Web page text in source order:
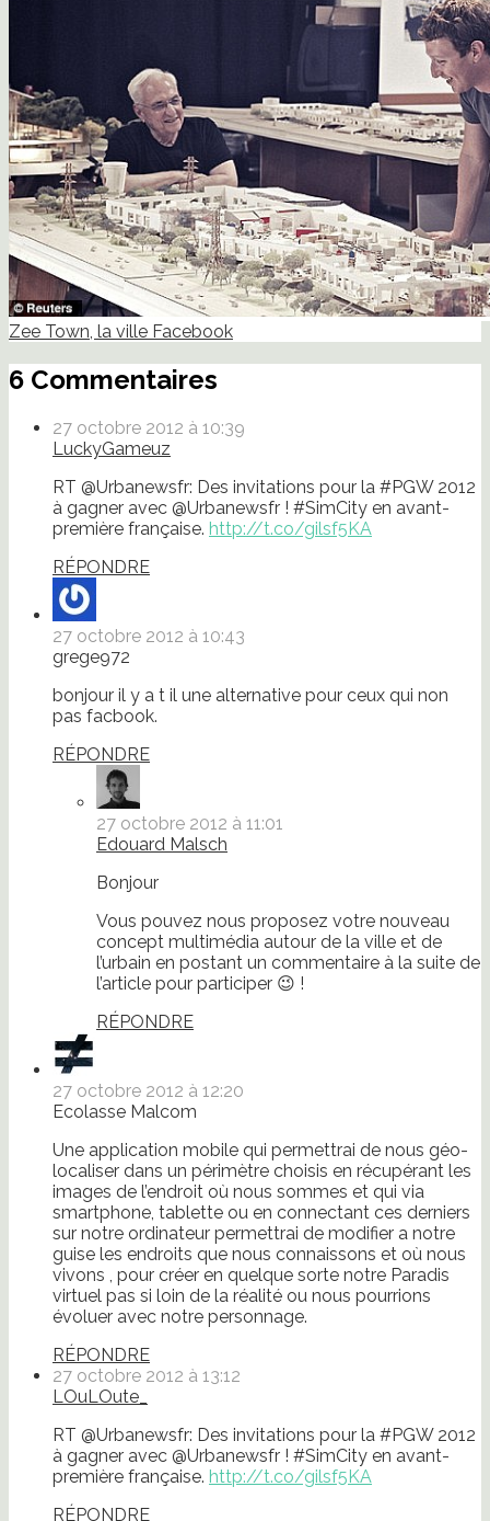
Zee Town, la ville Facebook
6 Commentaires
27 octobre 2012 à 10:39
LuckyGameuz
RT @Urbanewsfr: Des invitations pour la #PGW 2012
à gagner avec @Urbanewsfr ! #SimCity en avant-
première française. http://t.co/gilsf5KA
RÉPONDRE
27 octobre 2012 à 10:43
grege972
bonjour il y a t il une alternative pour ceux qui non
pas facbook.
RÉPONDRE
27 octobre 2012 à 11:01
Edouard Malsch
Bonjour
Vous pouvez nous proposez votre nouveau
concept multimédia autour de la ville et de
l’urbain en postant un commentaire à la suite de
l’article pour participer 😉 !
RÉPONDRE
27 octobre 2012 à 12:20
Ecolasse Malcom
Une application mobile qui permettrai de nous géo-
localiser dans un périmètre choisis en récupérant les
images de l’endroit où nous sommes et qui via
smartphone, tablette ou en connectant ces derniers
sur notre ordinateur permettrai de modifier a notre
guise les endroits que nous connaissons et où nous
vivons , pour créer en quelque sorte notre Paradis
virtuel pas si loin de la réalité ou nous pourrions
évoluer avec notre personnage.
RÉPONDRE
27 octobre 2012 à 13:12
LOuLOute_
RT @Urbanewsfr: Des invitations pour la #PGW 2012
à gagner avec @Urbanewsfr ! #SimCity en avant-
première française. http://t.co/gilsf5KA
RÉPONDRE